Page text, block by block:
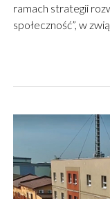
ramach strategii
społeczność”, w